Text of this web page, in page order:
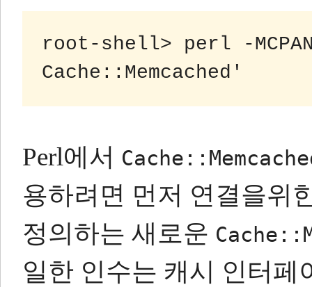
root-shell> perl -
Perl에서
용하려면 먼저 연결을위
정의하는 새로운
일한 인수는 캐시 인터페